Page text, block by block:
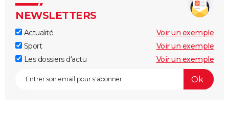
NEWSLETTERS
Actualité
Voir un exemple
Sport
Voir un exemple
Les dossiers d'actu
Voir un exemple